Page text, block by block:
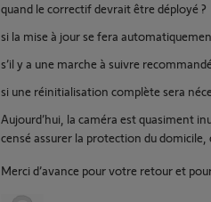
quand le correctif devrait être déployé ?
si la mise à jour se fera
s’il y a une marche à suivre
si une réinitialisation complète sera
Aujourd’hui, la caméra est quasiment
censé assurer la protection du
Merci d’avance pour votre retour et